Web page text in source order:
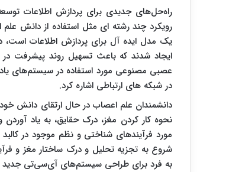
راه‌حل‌های جدیدی برای پردازش اطلاعات
رویکرد چند رشته ای مثل استفاده از دانش
یک مدل ایده آل برای پردازش اطلاعات است،
ایجاد شدند که باعث تسهیل روند پیشرفت
عصبی مصنوعی مورد استفاده در سیستم‌های
در شبکه های ارتباطی اشاره کرد.
دانشمندان علم اعصاب در حال ارتقای دانش
نحوه کار کردن مغز، درک حقایق، به یاد
مورد فرآیندهای شناختی و نظم موجود در
شروع به تجزیه تحلیل و درک ساختار مغز و
به فرد برای طراحی سیستم‌های آی‌سی‌تی جدید